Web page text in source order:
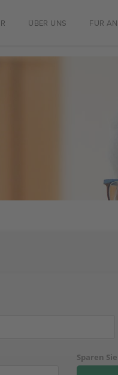
ÜBER UNS FÜR
Sparen